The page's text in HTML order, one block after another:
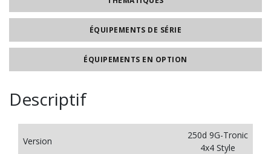
ÉQUIPEMENTS DE SÉRIE
ÉQUIPEMENTS EN OPTION
Descriptif
Version
250d 9G-Tronic
4x4 Style